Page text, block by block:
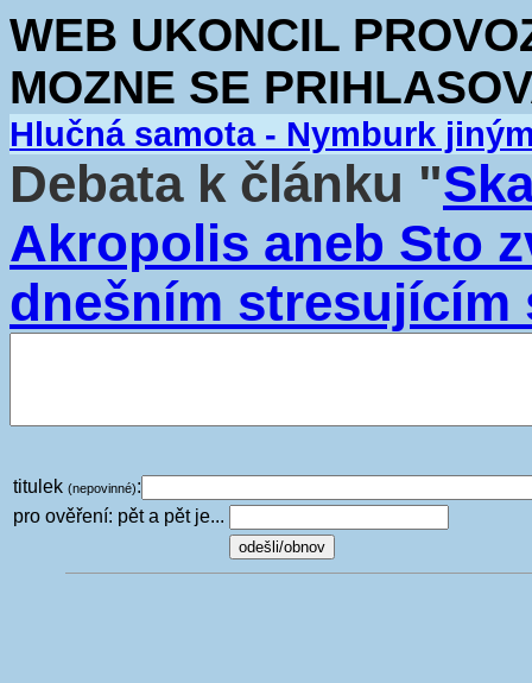
WEB UKONCIL
MOZNE SE
Hlučná samota - Nymburk
Debata k článku "
Akropolis aneb Sto
dnešním stresujícím
titulek (nepovinné):
pro ověření: pět a pět je...